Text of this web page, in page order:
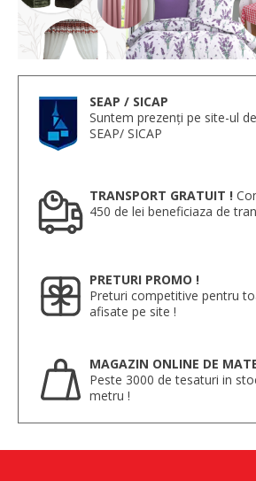
SEAP / SICAP
Suntem prezenți pe site-ul
SEAP/ SICAP
TRANSPORT GRATUIT !
450 de lei beneficiaza de
PRETURI PROMO !
Preturi competitive pentru
afisate pe site !
MAGAZIN ONLINE DE
Peste 3000 de tesaturi in
metru !